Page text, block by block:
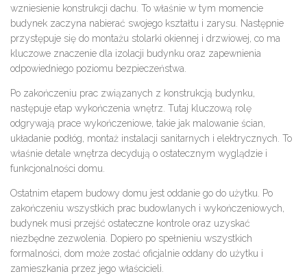
wzniesienie konstrukcji dachu. To właśnie w tym momencie
budynek zaczyna nabierać swojego kształtu i zarysu. Następnie
przystępuje się do montażu stolarki okiennej i drzwiowej, co ma
kluczowe znaczenie dla izolacji budynku oraz zapewnienia
odpowiedniego poziomu bezpieczeństwa.
Po zakończeniu prac związanych z konstrukcją budynku,
następuje etap wykończenia wnętrz. Tutaj kluczową rolę
odgrywają prace wykończeniowe, takie jak malowanie ścian,
układanie podłóg, montaż instalacji sanitarnych i elektrycznych. To
właśnie detale wnętrza decydują o ostatecznym wyglądzie i
funkcjonalności domu.
Ostatnim etapem budowy domu jest oddanie go do użytku. Po
zakończeniu wszystkich prac budowlanych i wykończeniowych,
budynek musi przejść ostateczne kontrole oraz uzyskać
niezbędne zezwolenia. Dopiero po spełnieniu wszystkich
formalności, dom może zostać oficjalnie oddany do użytku i
zamieszkania przez jego właścicieli.